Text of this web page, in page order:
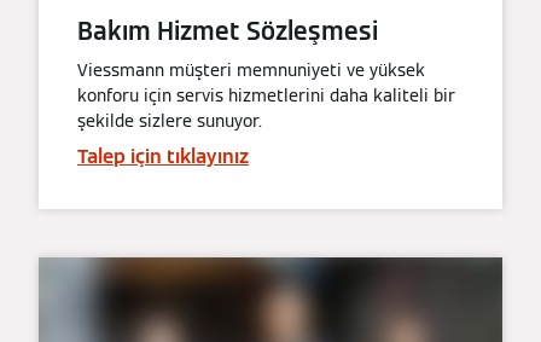
Bakım Hizmet Sözleşmesi
Viessmann müşteri memnuniyeti ve yüksek
konforu için servis hizmetlerini daha kaliteli bir
şekilde sizlere sunuyor.
Talep için tıklayınız